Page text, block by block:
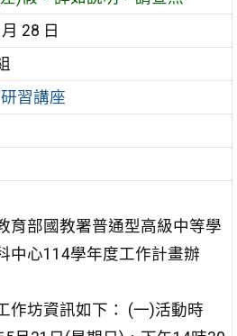
28 日
研習講座
育部國教署普通型高級中等學
中心114學年度工作計畫辦
作坊資訊如下：
(一)活動時